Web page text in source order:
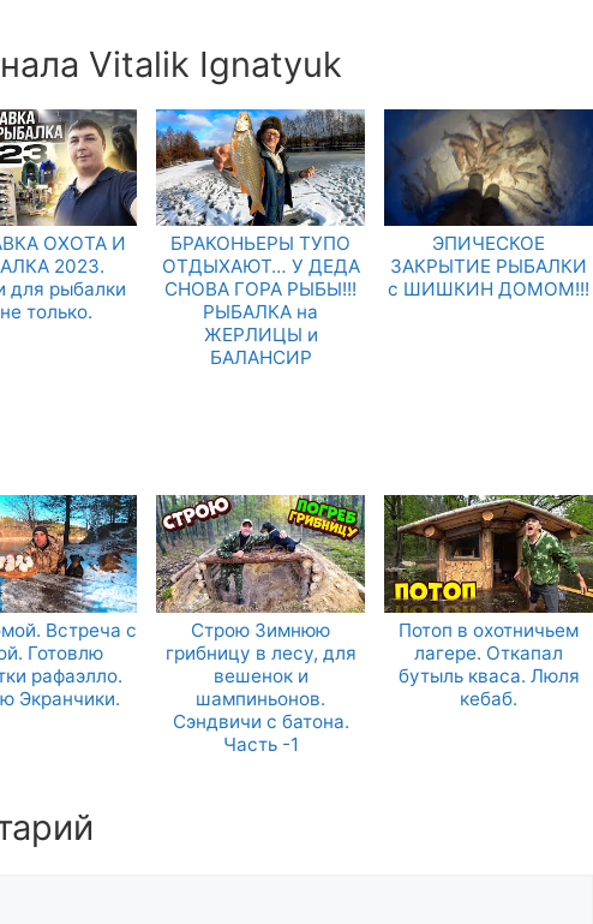
Vitalik Ignatyuk
ОХОТА И
2023.
для рыбалки
только.
БРАКОНЬЕРЫ ТУПО
ОТДЫХАЮТ… У ДЕДА
СНОВА ГОРА РЫБЫ!!!
РЫБАЛКА на
ЖЕРЛИЦЫ и
БАЛАНСИР
ЭПИЧЕСКОЕ
ЗАКРЫТИЕ РЫБАЛКИ
с ШИШКИН ДОМОМ!!!
Встреча с
Готовлю
рафаэлло.
Экранчики.
Строю Зимнюю
грибницу в лесу, для
вешенок и
шампиньонов.
Сэндвичи с батона.
Часть -1
Потоп в охотничьем
лагере. Откапал
бутыль кваса. Люля
кебаб.